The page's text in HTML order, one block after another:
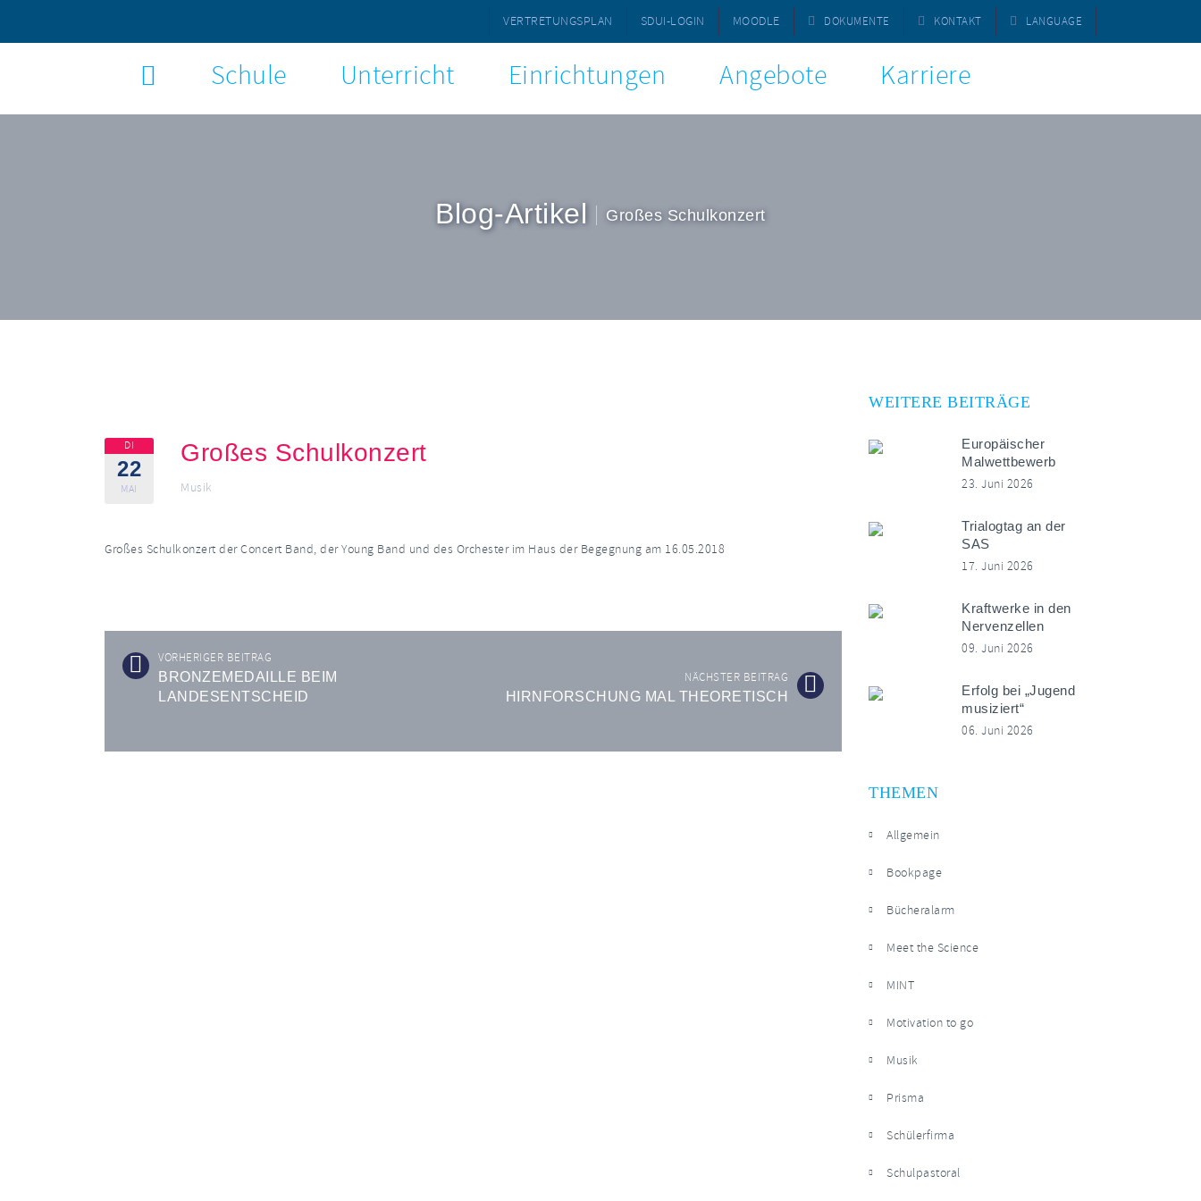
VERTRETUNGSPLAN SDUI-LOGIN MOODLE DOKUMENTE KONTAKT LANGUAGE
Schule Unterricht Einrichtungen Angebote Karriere
Blog-Artikel Großes Schulkonzert
DI
22
MAI
Großes Schulkonzert
Musik
Großes Schulkonzert der Concert Band, der Young Band und des Orchester im Haus der Begegnung am 16.05.2018
VORHERIGER BEITRAG
BRONZEMEDAILLE BEIM
LANDESENTSCHEID
NÄCHSTER BEITRAG
HIRNFORSCHUNG MAL THEORETISCH
WEITERE BEITRÄGE
Europäischer
Malwettbewerb
23. Juni 2026
Trialogtag an der
SAS
17. Juni 2026
Kraftwerke in den
Nervenzellen
09. Juni 2026
Erfolg bei „Jugend
musiziert“
06. Juni 2026
THEMEN
Allgemein
Bookpage
Bücheralarm
Meet the Science
MINT
Motivation to go
Musik
Prisma
Schülerfirma
Schulpastoral